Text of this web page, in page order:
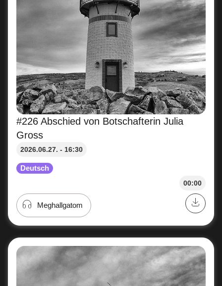
#226 Abschied von Botschafterin Julia
Gross
2026.06.27. - 16:30
Deutsch
00:00
Meghallgatom